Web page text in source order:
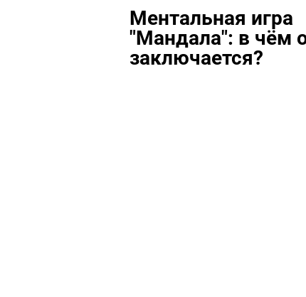
Ментальная игра
"Мандала": в чём
заключается?